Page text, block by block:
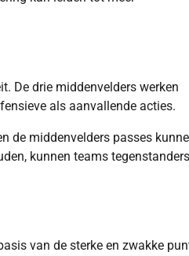
De drie middenvelders werken
als aanvallende acties.
de middenvelders passes
kunnen teams tegenstanders
van de sterke en zwakke